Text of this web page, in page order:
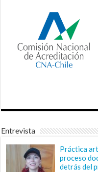
Entrevista
Práctica
proceso
detrás del